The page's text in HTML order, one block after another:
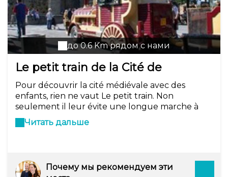
до 0.6 Km рядом с нами
Le petit train de la Cité de
Carcassonne
Pour découvrir la cité médiévale avec des
enfants, rien ne vaut Le petit train. Non
seulement il leur évite une longue marche à
travers la ville mais surtout la visite est
commentée. Tous en voiture à la [porte
Читать дальше
Почему мы рекомендуем эти